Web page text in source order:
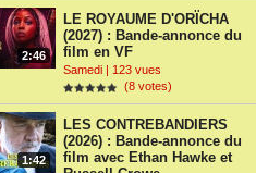
2:46
LE ROYAUME D'ORÏCHA
(2027) : Bande-annonce du
film en VF
Samedi | 123 vues
(8 votes)
1:42
LES CONTREBANDIERS
(2026) : Bande-annonce du
film avec Ethan Hawke et